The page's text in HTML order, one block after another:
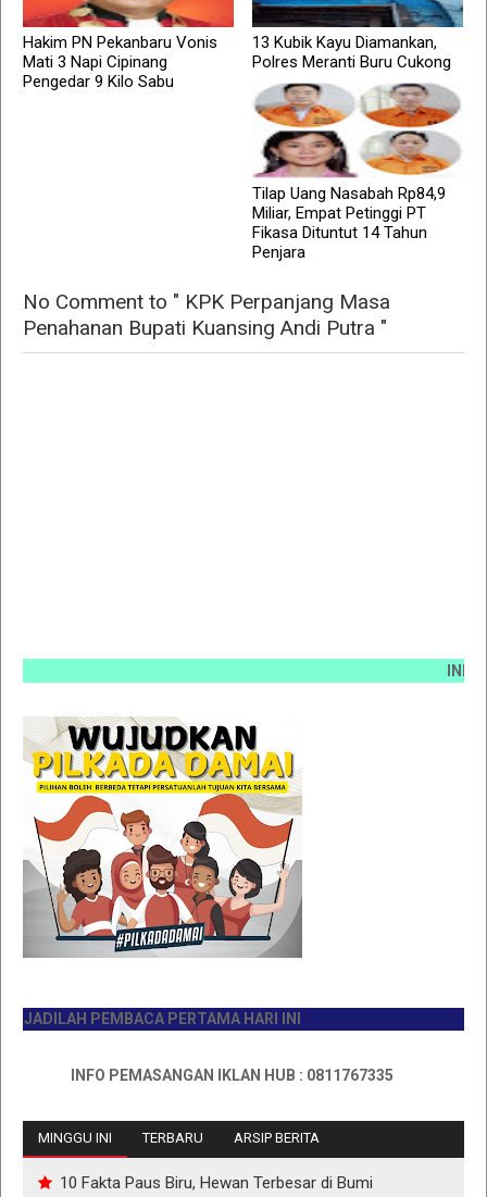
Hakim PN Pekanbaru Vonis
Mati 3 Napi Cipinang
Pengedar 9 Kilo Sabu
13 Kubik Kayu Diamankan,
Polres Meranti Buru Cukong
Tilap Uang Nasabah Rp84,9
Miliar, Empat Petinggi PT
Fikasa Dituntut 14 Tahun
Penjara
No Comment to " KPK Perpanjang Masa
Penahanan Bupati Kuansing Andi Putra "
INFO
PEMBACA PERTAMA HARI INI
INFO PEMASANGAN IKLAN HUB : 0811767335
MINGGU INI TERBARU ARSIP BERITA
10 Fakta Paus Biru, Hewan Terbesar di Bumi